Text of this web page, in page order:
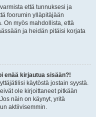
että tunnuksesi ja
foorumin ylläpitäjään
On myös mahdollista, että
ja heidän pitäisi korjata
enää kirjautua sisään?!
käytöstä jostain syystä.
ole kirjoittaneet pitkään
näin on käynyt, yritä
aktiivisemmin.